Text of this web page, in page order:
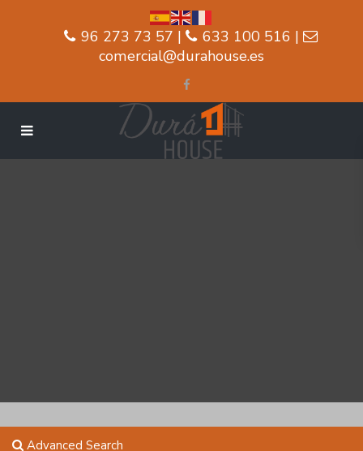
96 273 73 57 |
633 100 516 |
comercial@durahouse.es
Advanced Search